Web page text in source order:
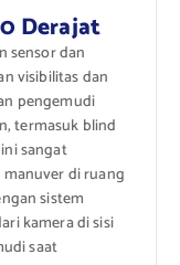
Derajat
sensor dan
visibilitas dan
pengemudi
termasuk blind
sangat
di ruang
sistem
kamera di sisi
saat